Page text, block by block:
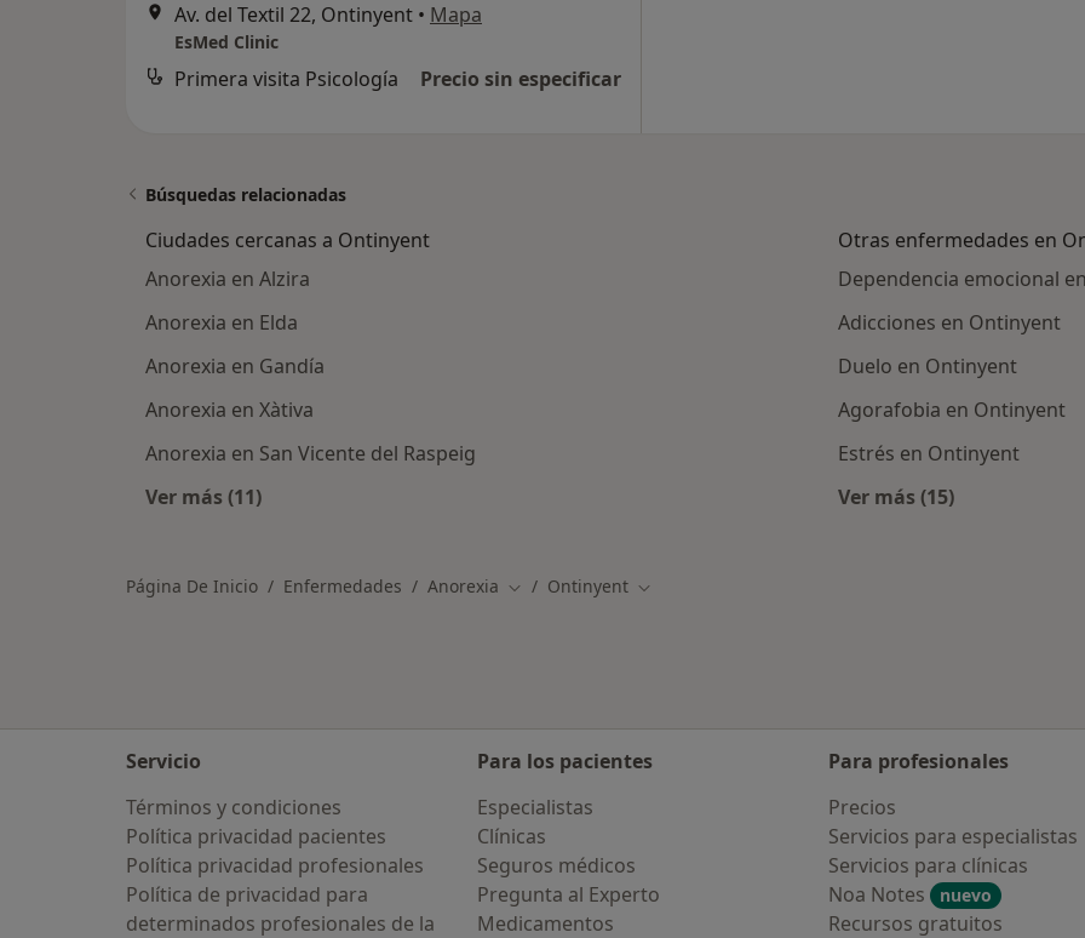
Av. del Textil 22, Ontinyent • Mapa
EsMed Clinic
Primera visita Psicología Precio sin especificar
Búsquedas relacionadas
Ciudades cercanas a Ontinyent
Anorexia en Alzira
Anorexia en Elda
Anorexia en Gandía
Anorexia en Xàtiva
Anorexia en San Vicente del Raspeig
Ver más (11)
Otras enfermedades en
Dependencia emocional
Adicciones en Ontinyent
Duelo en Ontinyent
Agorafobia en Ontinyent
Estrés en Ontinyent
Ver más (15)
Página De Inicio Enfermedades Anorexia Cambiar de ciudad
Ontinyent Cambiar de ciudad
Servicio
Términos y condiciones
Política privacidad pacientes
Política privacidad profesionales
Política de privacidad para
determinados profesionales de la
Para los pacientes
Especialistas
Clínicas
Seguros médicos
Pregunta al Experto
Medicamentos
Para profesionales
Precios
Servicios para especialistas
Servicios para clínicas
Noa Notes
nuevo
Recursos gratuitos